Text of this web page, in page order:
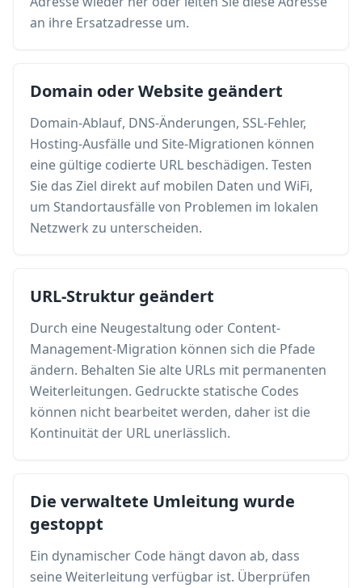
an ihre Ersatzadresse um.
Domain oder Website geändert
Domain-Ablauf, DNS-Änderungen, SSL-Fehler,
Hosting-Ausfälle und Site-Migrationen können
eine gültige codierte URL beschädigen. Testen
Sie das Ziel direkt auf mobilen Daten und WiFi,
um Standortausfälle von Problemen im lokalen
Netzwerk zu unterscheiden.
URL-Struktur geändert
Durch eine Neugestaltung oder Content-
Management-Migration können sich die Pfade
ändern. Behalten Sie alte URLs mit permanenten
Weiterleitungen. Gedruckte statische Codes
können nicht bearbeitet werden, daher ist die
Kontinuität der URL unerlässlich.
Die verwaltete Umleitung wurde
gestoppt
Ein dynamischer Code hängt davon ab, dass
seine Weiterleitung verfügbar ist. Überprüfen